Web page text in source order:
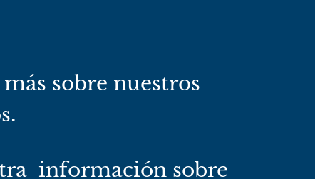
sobre nuestros
información sobre